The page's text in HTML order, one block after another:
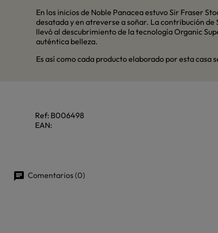
En los inicios de Noble Panacea estuvo Sir Fraser
desatada y en atreverse a soñar. La contribución
llevó al descubrimiento de la tecnología Organic
auténtica belleza.
Es así como cada producto elaborado por esta casa
Ref: B006498
EAN:
Comentarios (0)